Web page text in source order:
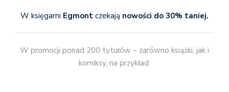
W księgarni Egmont czekają nowości do 30% taniej.
W promocji ponad 200 tytułów – zarówno książki, jak i
komiksy, na przykład: